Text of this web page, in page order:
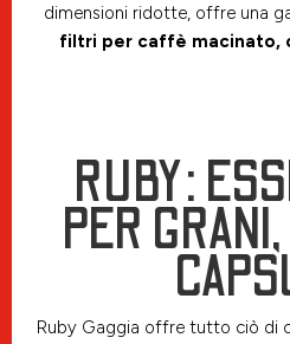
dimensioni ridotte, offre una
filtri per caffè macinato,
RUBY:
PER
Ruby Gaggia offre tutto ciò di